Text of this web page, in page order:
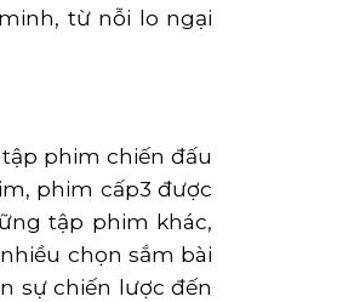
từ nỗi lo ngại
phim chiến đấu
phim cấp3 được
tập phim khác,
chọn sắm bài
sự chiến lược đến